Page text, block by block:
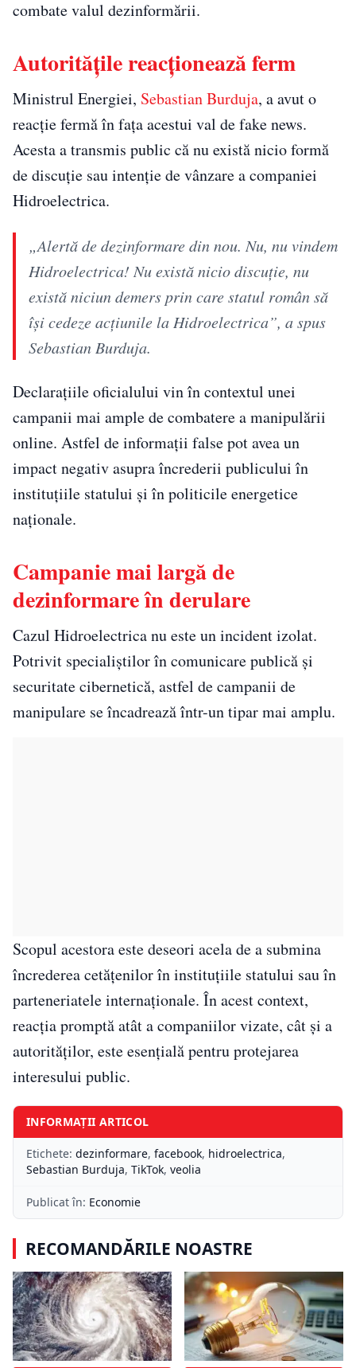
combate valul dezinformării.
Autoritățile reacționează ferm
Ministrul Energiei, Sebastian Burduja, a avut o
reacție fermă în fața acestui val de fake news.
Acesta a transmis public că nu există nicio formă
de discuție sau intenție de vânzare a companiei
Hidroelectrica.
„Alertă de dezinformare din nou. Nu, nu vindem
Hidroelectrica! Nu există nicio discuție, nu
există niciun demers prin care statul român să
își cedeze acțiunile la Hidroelectrica”, a spus
Sebastian Burduja.
Declarațiile oficialului vin în contextul unei
campanii mai ample de combatere a manipulării
online. Astfel de informații false pot avea un
impact negativ asupra încrederii publicului în
instituțiile statului și în politicile energetice
naționale.
Campanie mai largă de
dezinformare în derulare
Cazul Hidroelectrica nu este un incident izolat.
Potrivit specialiștilor în comunicare publică și
securitate cibernetică, astfel de campanii de
manipulare se încadrează într-un tipar mai amplu.
Scopul acestora este deseori acela de a submina
încrederea cetățenilor în instituțiile statului sau în
parteneriatele internaționale. În acest context,
reacția promptă atât a companiilor vizate, cât și a
autorităților, este esențială pentru protejarea
interesului public.
INFORMAȚII ARTICOL
Etichete: dezinformare, facebook, hidroelectrica,
Sebastian Burduja, TikTok, veolia
Publicat în: Economie
RECOMANDĂRILE NOASTRE